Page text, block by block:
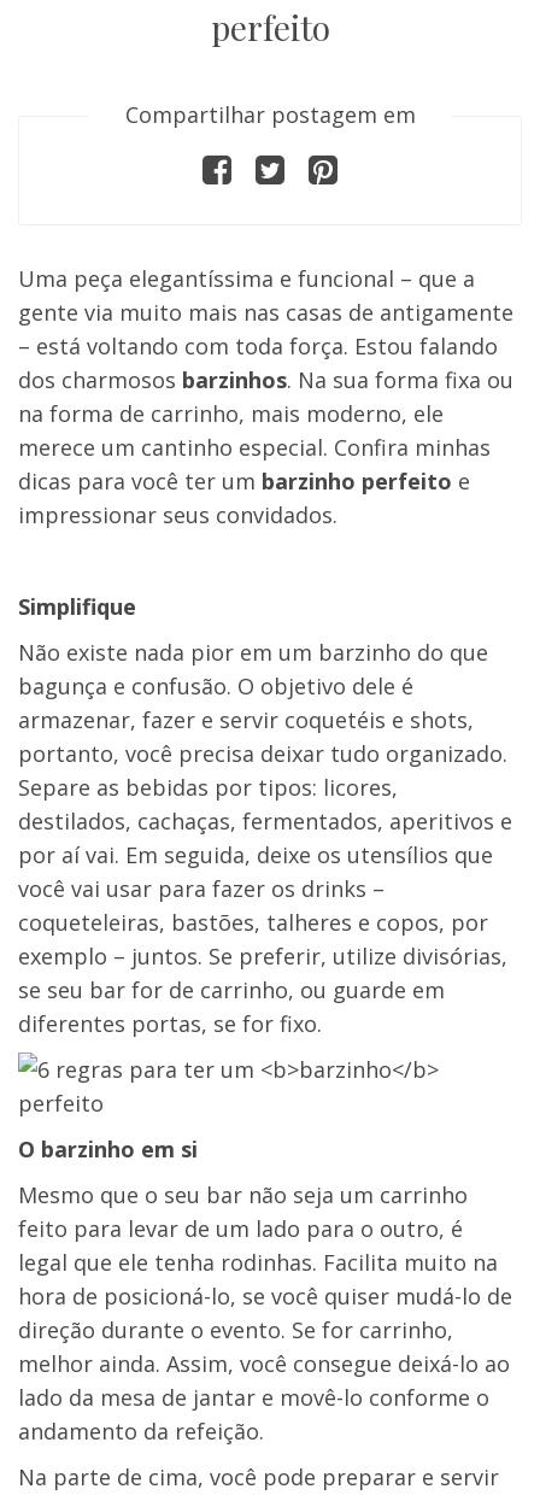
perfeito
Compartilhar postagem em
Uma peça elegantíssima e funcional – que a
gente via muito mais nas casas de antigamente
– está voltando com toda força. Estou falando
dos charmosos barzinhos. Na sua forma fixa ou
na forma de carrinho, mais moderno, ele
merece um cantinho especial. Confira minhas
dicas para você ter um barzinho perfeito e
impressionar seus convidados.
Simplifique
Não existe nada pior em um barzinho do que
bagunça e confusão. O objetivo dele é
armazenar, fazer e servir coquetéis e shots,
portanto, você precisa deixar tudo organizado.
Separe as bebidas por tipos: licores,
destilados, cachaças, fermentados, aperitivos e
por aí vai. Em seguida, deixe os utensílios que
você vai usar para fazer os drinks –
coqueteleiras, bastões, talheres e copos, por
exemplo – juntos. Se preferir, utilize divisórias,
se seu bar for de carrinho, ou guarde em
diferentes portas, se for fixo.
O barzinho em si
Mesmo que o seu bar não seja um carrinho
feito para levar de um lado para o outro, é
legal que ele tenha rodinhas. Facilita muito na
hora de posicioná-lo, se você quiser mudá-lo de
direção durante o evento. Se for carrinho,
melhor ainda. Assim, você consegue deixá-lo ao
lado da mesa de jantar e movê-lo conforme o
andamento da refeição.
Na parte de cima, você pode preparar e servir